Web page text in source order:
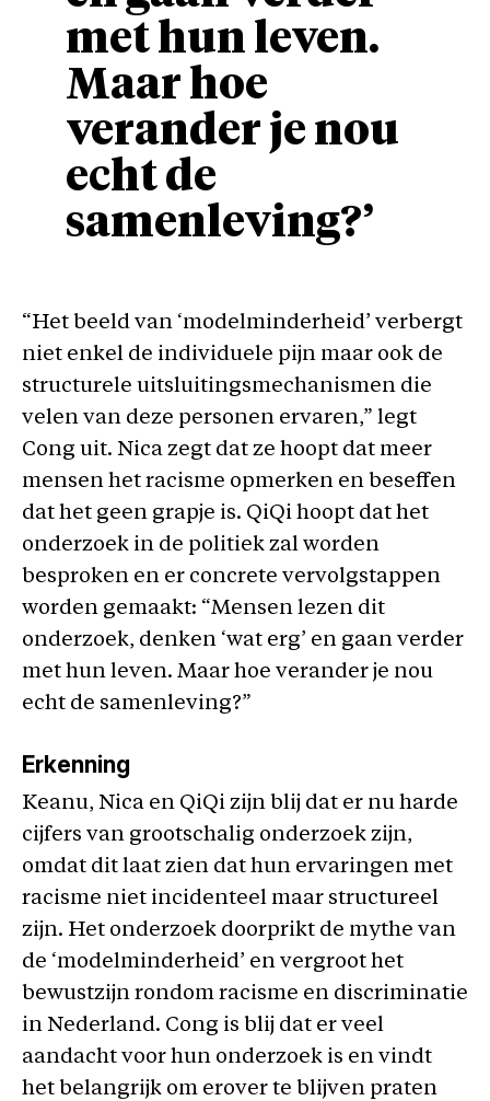
met hun leven.
Maar hoe
verander je nou
echt de
samenleving?’
“Het beeld van ‘modelminderheid’ verbergt
niet enkel de individuele pijn maar ook de
structurele uitsluitingsmechanismen die
velen van deze personen ervaren,” legt
Cong uit. Nica zegt dat ze hoopt dat meer
mensen het racisme opmerken en beseffen
dat het geen grapje is. QiQi hoopt dat het
onderzoek in de politiek zal worden
besproken en er concrete vervolgstappen
worden gemaakt: “Mensen lezen dit
onderzoek, denken ‘wat erg’ en gaan verder
met hun leven. Maar hoe verander je nou
echt de samenleving?”
Erkenning
Keanu, Nica en QiQi zijn blij dat er nu harde
cijfers van grootschalig onderzoek zijn,
omdat dit laat zien dat hun ervaringen met
racisme niet incidenteel maar structureel
zijn. Het onderzoek doorprikt de mythe van
de ‘modelminderheid’ en vergroot het
bewustzijn rondom racisme en discriminatie
in Nederland. Cong is blij dat er veel
aandacht voor hun onderzoek is en vindt
het belangrijk om erover te blijven praten